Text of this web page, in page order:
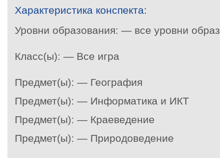
Характеристика конспекта:
Уровни образования: — все уровни
Класс(ы): — Все игра
Предмет(ы): — География
Предмет(ы): — Информатика и ИКТ
Предмет(ы): — Краеведение
Предмет(ы): — Природоведение